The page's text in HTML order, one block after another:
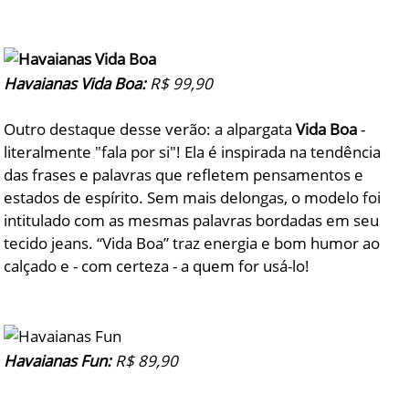
Havaianas Vida Boa:R$ 99,90
Outro destaque desse verão: a alpargata Vida Boa-
literalmente "fala por si"! Ela é inspirada na tendência
das frases e palavras que refletem pensamentos e
estados de espírito. Sem mais delongas, o modelo foi
intitulado com as mesmas palavras bordadas em seu
tecido jeans. “Vida Boa” traz energia e bom humor ao
calçado e - com certeza - a quem for usá-lo!
Havaianas Fun:R$ 89,90